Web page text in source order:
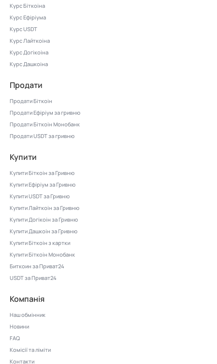
Курс Біткоіна
Курс Ефіріума
Курс USDT
Курс Лайткоіна
Курс Догікоіна
Курс Дашкоіна
Продати
Продати Біткоін
Продати Ефіріум за гривню
Продати Біткоін Монобанк
Продати USDT за гривню
Купити
Купити Біткоін за Гривню
Купити Ефіріум за Гривню
Купити USDT за Гривню
Купити Лайткоін за Гривню
Купити Догікоін за Гривню
Купити Дашкоін за Гривню
Купити Біткоін з картки
Купити Біткоін Монобанк
Биткоин за Приват24
USDT за Приват24
Компанія
Наш обмінник
Новини
FAQ
Комісії та ліміти
Контакти